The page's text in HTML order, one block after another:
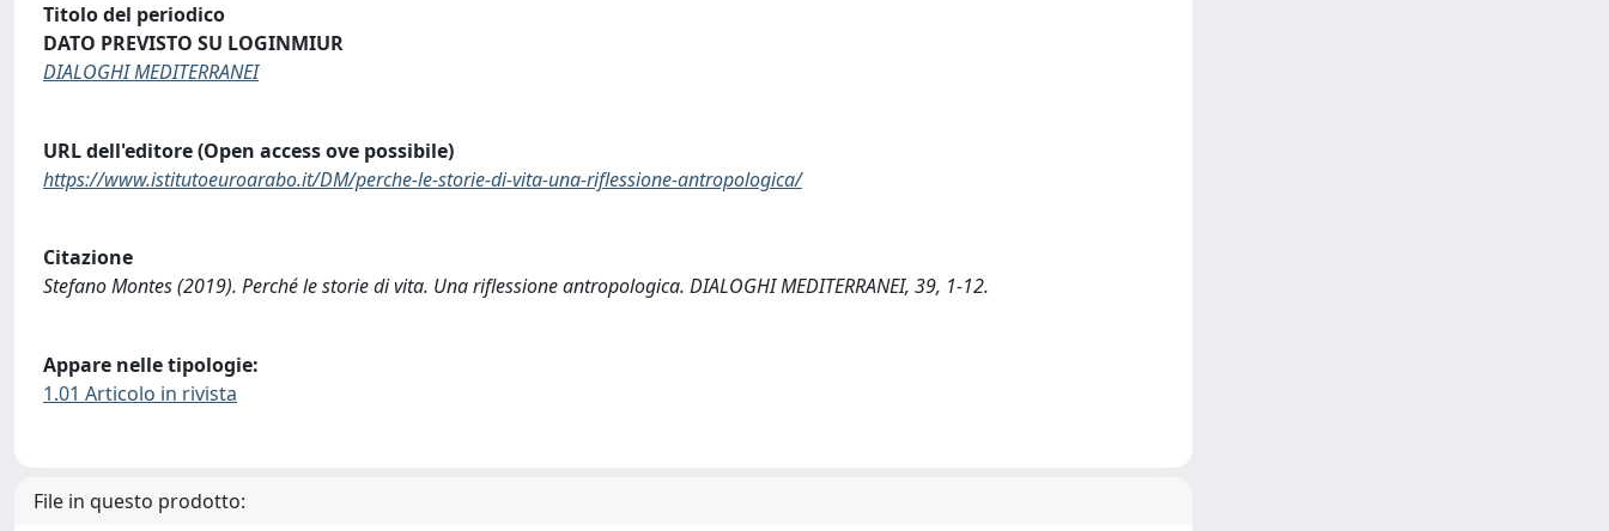
Titolo del periodico
DATO PREVISTO SU LOGINMIUR
DIALOGHI MEDITERRANEI
URL dell'editore (Open access ove possibile)
https://www.istitutoeuroarabo.it/DM/perche-le-storie-di-vita-una-riflessione-antropologica/
Citazione
Stefano Montes (2019). Perché le storie di vita. Una riflessione antropologica. DIALOGHI MEDITERRANEI, 39, 1-12.
Appare nelle tipologie:
1.01 Articolo in rivista
File in questo prodotto: